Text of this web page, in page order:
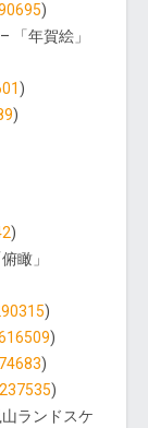
)
「年賀絵」
)
)
)
瞰」
)
)
)
)
ランドスケ